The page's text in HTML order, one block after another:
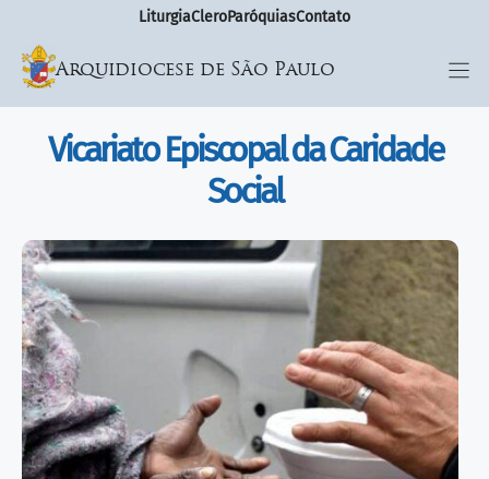
LiturgiaCleroParóquiasContato
Arquidiocese de São Paulo
Vicariato Episcopal da Caridade
Social